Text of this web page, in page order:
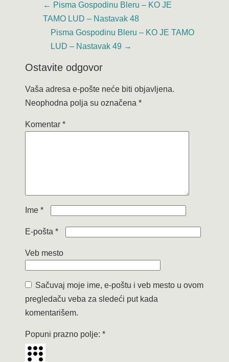
← Pisma Gospodinu Bleru – KO JE
TAMO LUD – Nastavak 48
Pisma Gospodinu Bleru – KO JE TAMO
LUD – Nastavak 49 →
Ostavite odgovor
Vaša adresa e-pošte neće biti objavljena.
Neophodna polja su označena *
Komentar *
Ime *
E-pošta *
Veb mesto
Sačuvaj moje ime, e-poštu i veb mesto u ovom
pregledaču veba za sledeći put kada
komentarišem.
Popuni prazno polje: *